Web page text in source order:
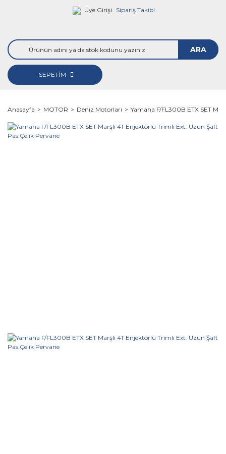
Üye Girişi Sipariş Takibi
ARA
SEPETİM
Anasayfa MOTOR Deniz Motorları Yamaha F/FL300B ETX SET